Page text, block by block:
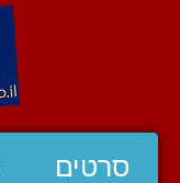
סרטים